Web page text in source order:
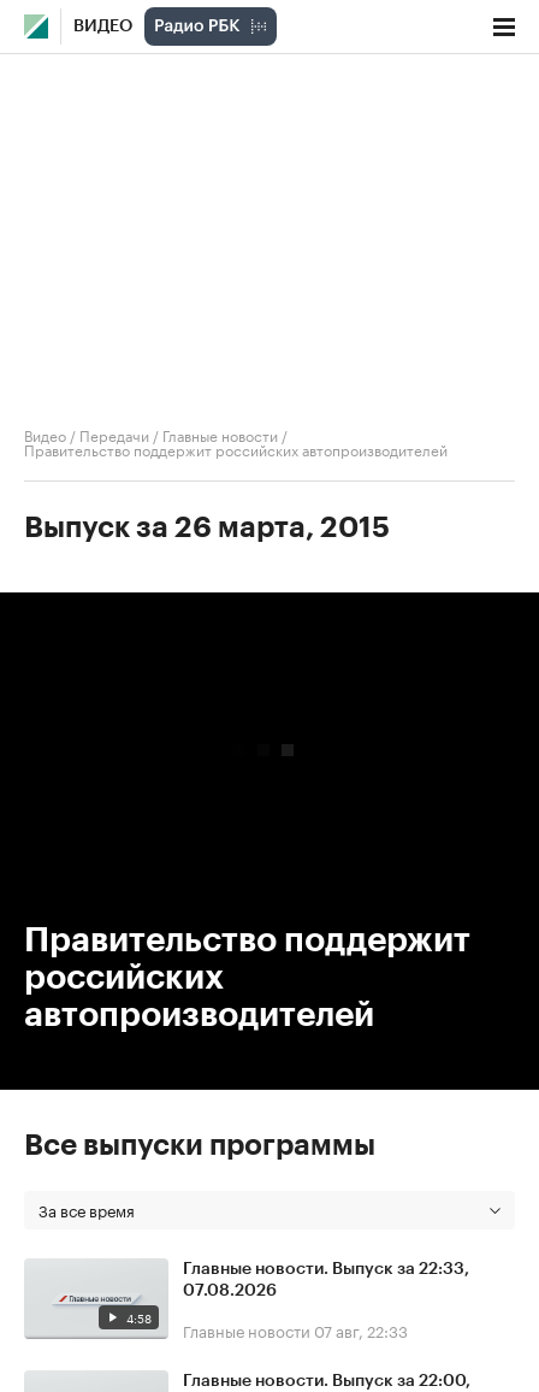
ВИДЕО
Видео / Передачи / Главные новости /
Правительство поддержит российских автопроизводителей
Выпуск за 26 марта, 2015
Правительство поддержит
российских
автопроизводителей
Все выпуски программы
За все время
4:58
Главные новости. Выпуск за 22:33,
07.08.2026
Главные новости 07 авг, 22:33
Главные новости. Выпуск за 22:00,